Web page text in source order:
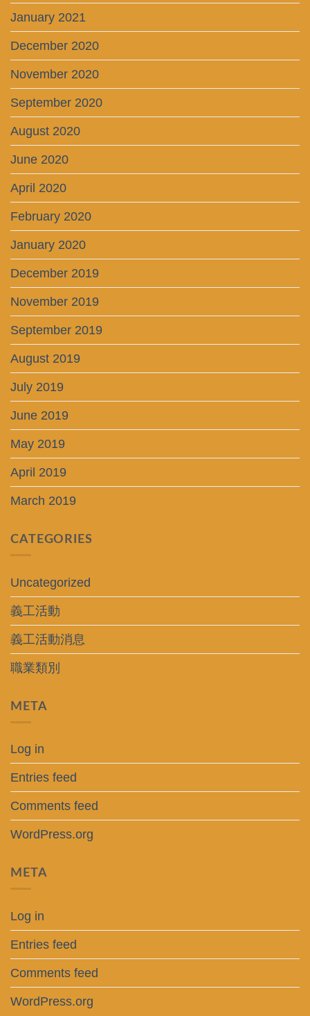
January 2021
December 2020
November 2020
September 2020
August 2020
June 2020
April 2020
February 2020
January 2020
December 2019
November 2019
September 2019
August 2019
July 2019
June 2019
May 2019
April 2019
March 2019
CATEGORIES
Uncategorized
義工活動
義工活動消息
職業類別
META
Log in
Entries feed
Comments feed
WordPress.org
META
Log in
Entries feed
Comments feed
WordPress.org